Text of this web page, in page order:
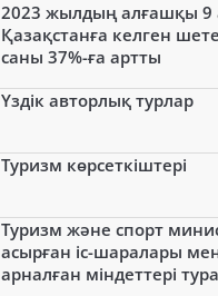
2023 жылдың алғашқы 9
Қазақстанға келген
саны 37%-ға артты
Үздік авторлық турлар
Туризм көрсеткіштері
Туризм және спорт
асырған іс-шаралары
арналған міндеттері